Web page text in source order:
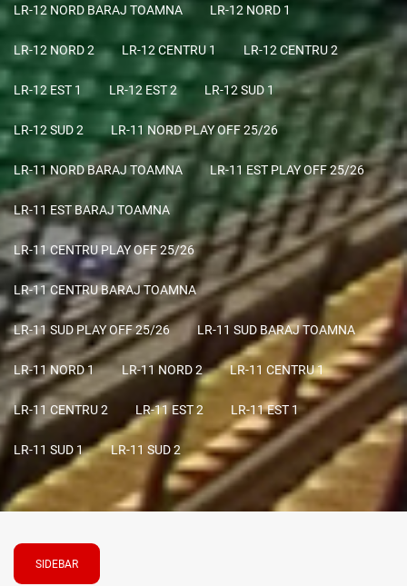
LR-12 NORD BARAJ TOAMNA LR-12 NORD 1
LR-12 NORD 2 LR-12 CENTRU 1 LR-12 CENTRU 2
LR-12 EST 1 LR-12 EST 2 LR-12 SUD 1
LR-12 SUD 2 LR-11 NORD PLAY OFF 25/26
LR-11 NORD BARAJ TOAMNA LR-11 EST PLAY OFF 25/26
LR-11 EST BARAJ TOAMNA
LR-11 CENTRU PLAY OFF 25/26
LR-11 CENTRU BARAJ TOAMNA
LR-11 SUD PLAY OFF 25/26 LR-11 SUD BARAJ TOAMNA
LR-11 NORD 1 LR-11 NORD 2 LR-11 CENTRU 1
LR-11 CENTRU 2 LR-11 EST 2 LR-11 EST 1
LR-11 SUD 1 LR-11 SUD 2
SIDEBAR